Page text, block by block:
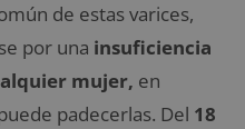
de estas varices,
por una insuficiencia
mujer, en
padecerlas. Del 18